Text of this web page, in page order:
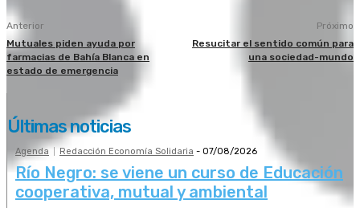
Anterior
Mutuales piden ayuda por
farmacias de Bahía Blanca en
estado de emergencia
Próximo
Resucitar el sentido común para
una sociedad-mundo
Últimas noticias
Agenda Redacción Economía Solidaria - 07/08/2026
Río Negro: se viene un curso de Educación
cooperativa, mutual y ambiental